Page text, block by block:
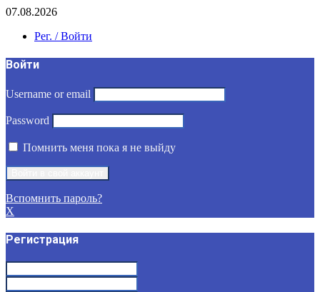
07.08.2026
Рег. / Войти
Войти
Username or email
Password
Помнить меня пока я не выйду
Вспомнить пароль?
X
Регистрация